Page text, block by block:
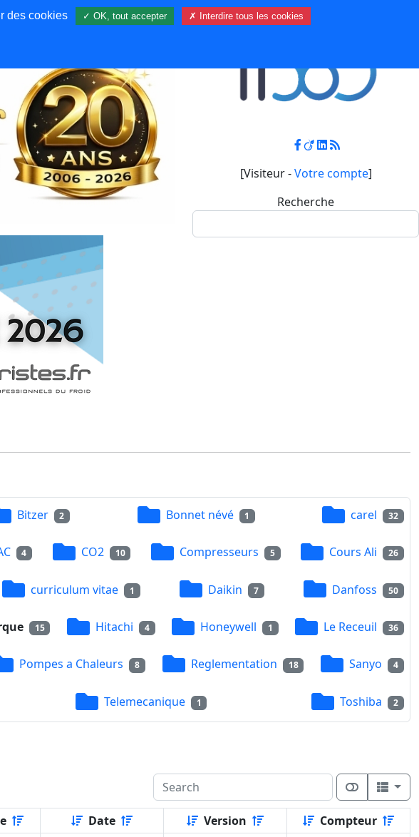
sommes nous Contact Mon compte
[Visiteur -Votre compte]
Recherche
Bitzer 2 Bonnet névé 1 carel 32
4 CO2 10 Compresseurs 5 Cours Ali 26
curriculum vitae 1 Daikin 7 Danfoss 50
15 Hitachi 4 Honeywell 1 Le Receuil 36
Pompes a Chaleurs 8 Reglementation 18 Sanyo 4
Telemecanique 1 Toshiba 2
Date Version
Compteur
des cookies ✓ OK, tout accepter ✗ Interdire tous les cookies